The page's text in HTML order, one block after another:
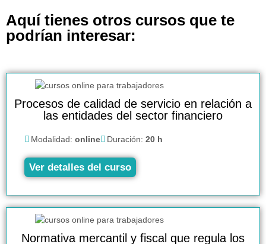
Aquí tienes otros cursos que te
podrían interesar:
Procesos de calidad de servicio en relación a
las entidades del sector financiero
Modalidad: online Duración: 20 h
Ver detalles del curso
Normativa mercantil y fiscal que regula los